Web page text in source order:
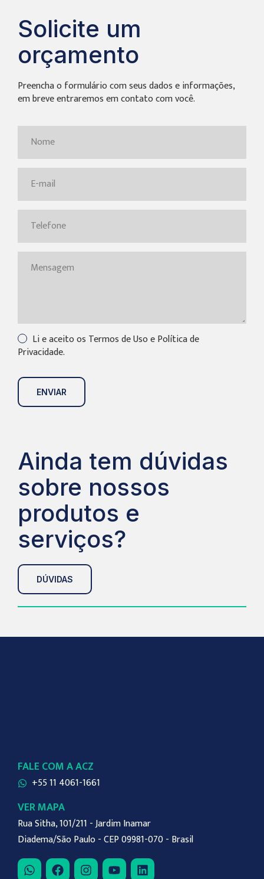
Solicite um
orçamento
Preencha o formulário com seus dados e informações,
em breve entraremos em contato com você.
Li e aceito os Termos de Uso e Política de
Privacidade.
ENVIAR
Ainda tem dúvidas
sobre nossos
produtos e
serviços?
DÚVIDAS
FALE COM A ACZ
+55 11 4061-1661
VER MAPA
Rua Sitha, 101/211 - Jardim Inamar
Diadema/São Paulo - CEP 09981-070 - Brasil